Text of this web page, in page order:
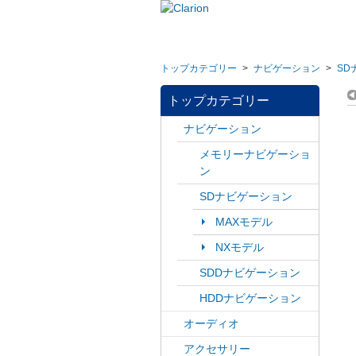
トップカテゴリー > ナビゲーション > SD
トップカテゴリー
ナビゲーション
メモリーナビゲーショ
ン
SDナビゲーション
MAXモデル
NXモデル
SDDナビゲーション
HDDナビゲーション
オーディオ
アクセサリー